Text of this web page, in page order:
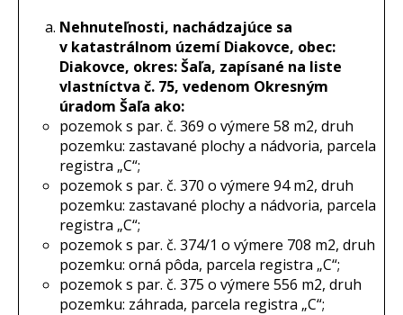
Nehnuteľnosti, nachádzajúce sa
v katastrálnom území Diakovce, obec:
Diakovce, okres: Šaľa, zapísané na liste
vlastníctva č. 75, vedenom Okresným
úradom Šaľa ako:
pozemok s par. č. 369 o výmere 58 m2, druh
pozemku: zastavané plochy a nádvoria, parcela
registra „C“;
pozemok s par. č. 370 o výmere 94 m2, druh
pozemku: zastavané plochy a nádvoria, parcela
registra „C“;
pozemok s par. č. 374/1 o výmere 708 m2, druh
pozemku: orná pôda, parcela registra „C“;
pozemok s par. č. 375 o výmere 556 m2, druh
pozemku: záhrada, parcela registra „C“;